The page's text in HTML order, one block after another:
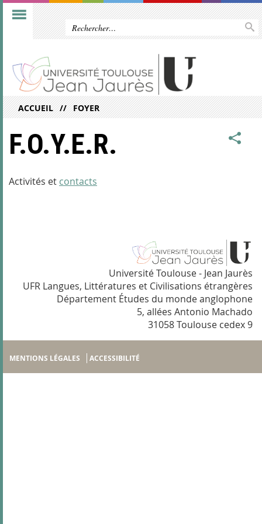
ACCUEIL FOYER
F.O.Y.E.R.
Activités et contacts
Université Toulouse - Jean Jaurès
UFR Langues, Littératures et Civilisations étrangères
Département Études du monde anglophone
5, allées Antonio Machado
31058 Toulouse cedex 9
MENTIONS LÉGALES ACCESSIBILITÉ